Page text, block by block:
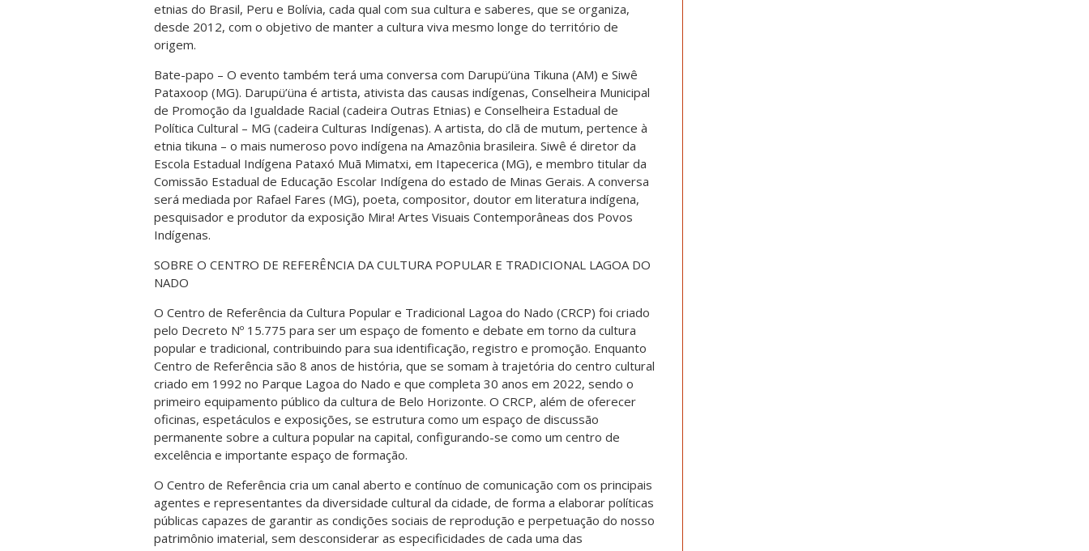
etnias do Brasil, Peru e Bolívia, cada qual com sua cultura e saberes, que se organiza,
desde 2012, com o objetivo de manter a cultura viva mesmo longe do território de
origem.
Bate-papo – O evento também terá uma conversa com Darupü’üna Tikuna (AM) e Siwê
Pataxoop (MG). Darupü’üna é artista, ativista das causas indígenas, Conselheira Municipal
de Promoção da Igualdade Racial (cadeira Outras Etnias) e Conselheira Estadual de
Política Cultural – MG (cadeira Culturas Indígenas). A artista, do clã de mutum, pertence à
etnia tikuna – o mais numeroso povo indígena na Amazônia brasileira. Siwê é diretor da
Escola Estadual Indígena Pataxó Muã Mimatxi, em Itapecerica (MG), e membro titular da
Comissão Estadual de Educação Escolar Indígena do estado de Minas Gerais. A conversa
será mediada por Rafael Fares (MG), poeta, compositor, doutor em literatura indígena,
pesquisador e produtor da exposição Mira! Artes Visuais Contemporâneas dos Povos
Indígenas.
SOBRE O CENTRO DE REFERÊNCIA DA CULTURA POPULAR E TRADICIONAL LAGOA DO
NADO
O Centro de Referência da Cultura Popular e Tradicional Lagoa do Nado (CRCP) foi criado
pelo Decreto Nº 15.775 para ser um espaço de fomento e debate em torno da cultura
popular e tradicional, contribuindo para sua identificação, registro e promoção. Enquanto
Centro de Referência são 8 anos de história, que se somam à trajetória do centro cultural
criado em 1992 no Parque Lagoa do Nado e que completa 30 anos em 2022, sendo o
primeiro equipamento público da cultura de Belo Horizonte. O CRCP, além de oferecer
oficinas, espetáculos e exposições, se estrutura como um espaço de discussão
permanente sobre a cultura popular na capital, configurando-se como um centro de
excelência e importante espaço de formação.
O Centro de Referência cria um canal aberto e contínuo de comunicação com os principais
agentes e representantes da diversidade cultural da cidade, de forma a elaborar políticas
públicas capazes de garantir as condições sociais de reprodução e perpetuação do nosso
patrimônio imaterial, sem desconsiderar as especificidades de cada uma das